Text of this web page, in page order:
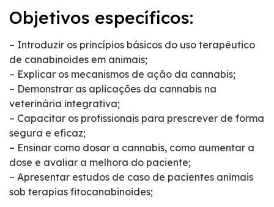
Objetivos específicos:
– Introduzir os princípios básicos do uso terapêutico
de canabinoides em animais;
– Explicar os mecanismos de ação da cannabis;
– Demonstrar as aplicações da cannabis na
veterinária integrativa;
– Capacitar os profissionais para prescrever de forma
segura e eficaz;
– Ensinar como dosar a cannabis, como aumentar a
dose e avaliar a melhora do paciente;
– Apresentar estudos de caso de pacientes animais
sob terapias fitocanabinoides;